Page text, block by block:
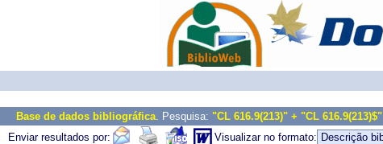
Base de dados bibliográfica. Pesquisa: "CL 616.9(213)" + "CL 616.9(213)$"
Enviar resultados por:
Visualizar no formato: